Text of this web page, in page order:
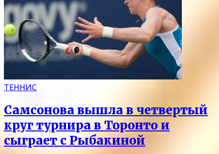
ТЕННИС
Самсонова вышла в четвертый
круг турнира в Торонто и
сыграет с Рыбакиной